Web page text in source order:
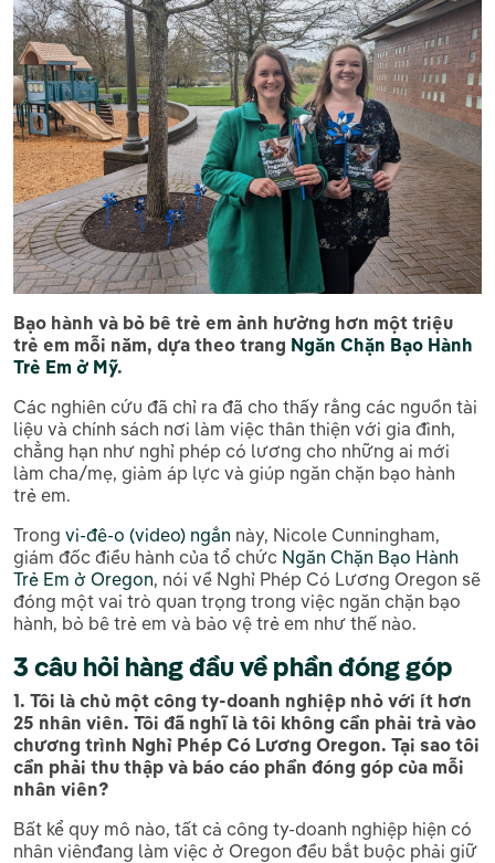
Bạo hành và bỏ bê trẻ em ảnh hưởng hơn một triệu
trẻ em mỗi năm, dựa theo trang Ngăn Chặn Bạo Hành
Trẻ Em ở Mỹ.
Các nghiên cứu đã chỉ ra đã cho thấy rằng các nguồn tài
liệu và chính sách nơi làm việc thân thiện với gia đình,
chẳng hạn như nghỉ phép có lương cho những ai mới
làm cha/mẹ, giảm áp lực và giúp ngăn chặn bạo hành
trẻ em.
Trong vi-đê-o (video) ngắn này, Nicole Cunningham,
giám đốc điều hành của tổ chức Ngăn Chặn Bạo Hành
Trẻ Em ở Oregon, nói về Nghỉ Phép Có Lương Oregon sẽ
đóng một vai trò quan trọng trong việc ngăn chặn bạo
hành, bỏ bê trẻ em và bảo vệ trẻ em như thế nào.
3 câu hỏi hàng đầu về phần đóng góp
1. Tôi là chủ một công ty-doanh nghiệp nhỏ với ít hơn
25 nhân viên. Tôi đã nghĩ là tôi không cần phải trả vào
chương trình Nghỉ Phép Có Lương Oregon. Tại sao tôi
cần phải thu thập và báo cáo phần đóng góp của mỗi
nhân viên?
Bất kể quy mô nào, tất cả công ty-doanh nghiệp hiện có
nhân viênđang làm việc ở Oregon đều bắt buộc phải giữ